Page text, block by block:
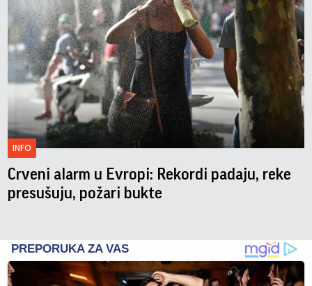
INFO
Crveni alarm u Evropi: Rekordi padaju, reke
presušuju, požari bukte